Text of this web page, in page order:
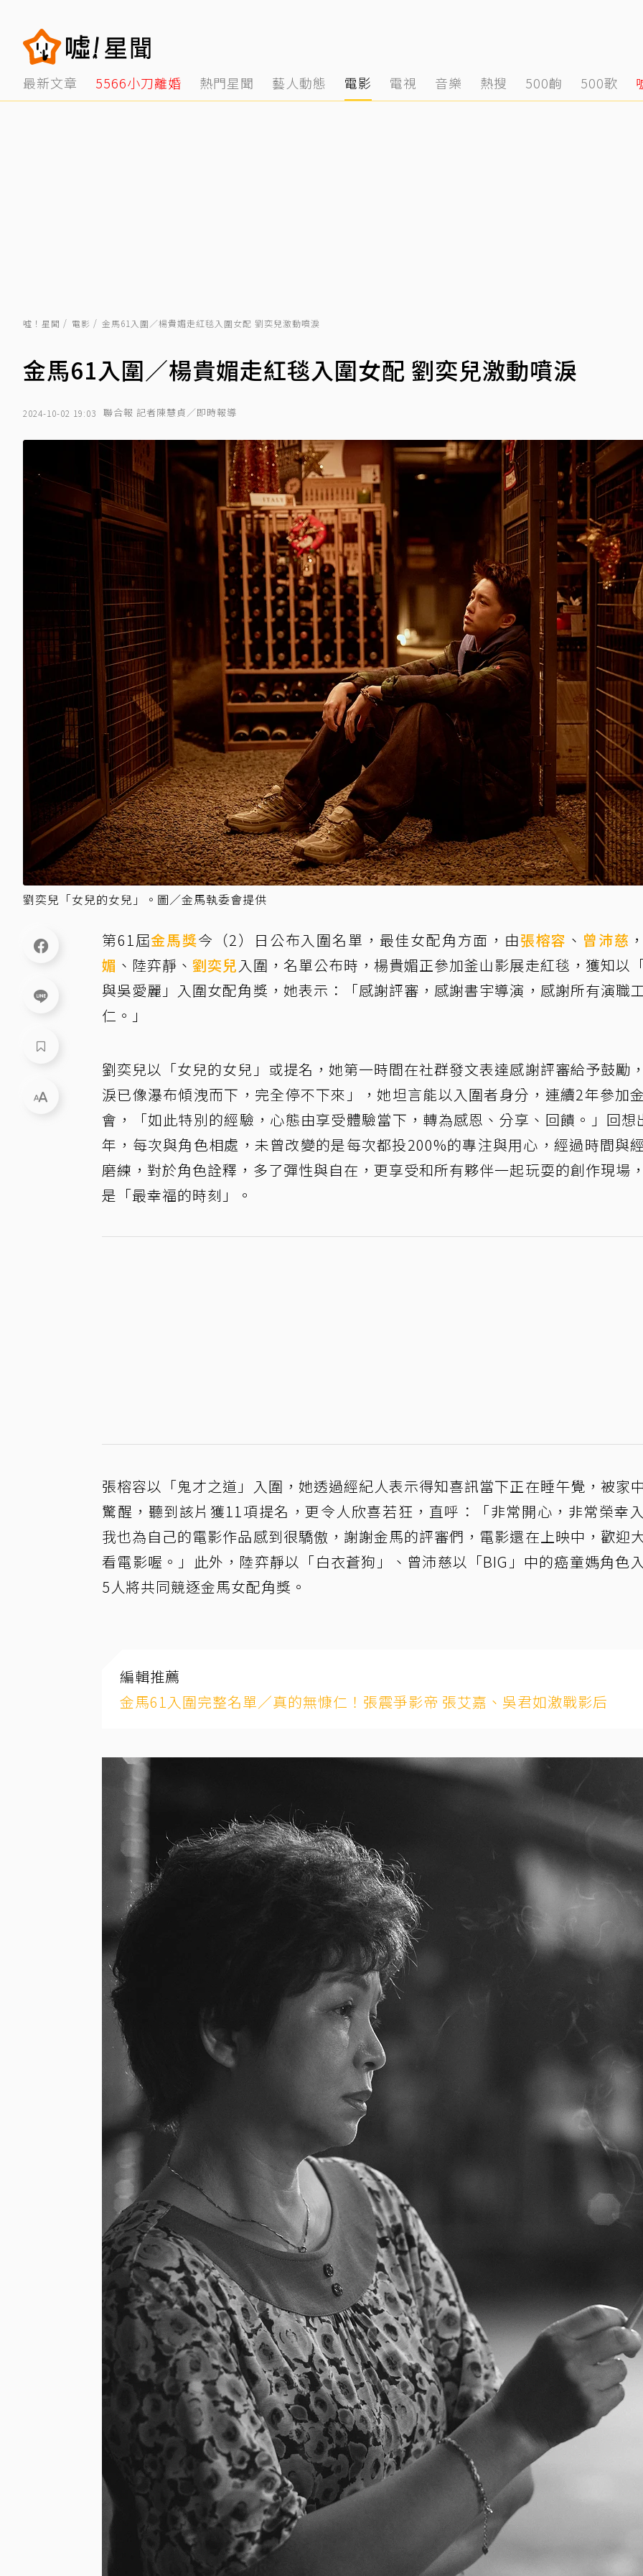
最新文章 5566小刀離婚 熱門星聞 藝人動態 電影 電視 音樂 熱搜 500齣 500歌
噓！星聞 電影 金馬61入圍／楊貴媚走紅毯入圍女配 劉奕兒激動噴淚
金馬61入圍／楊貴媚走紅毯入圍女配 劉奕兒激動噴淚
2024-10-02 19:03 聯合報 記者陳慧貞／即時報導
劉奕兒「女兒的女兒」。圖／金馬執委會提供
第61屆金馬獎今（2）日公布入圍名單，最佳女配角方面，由張榕容 、 曾沛慈 ，
媚 、陸弈靜、劉奕兒入圍，名單公布時，楊貴媚正參加釜山影展走紅毯，獲知以
與吳愛麗」入圍女配角獎，她表示：「感謝評審，感謝書宇導演，感謝所有演職
仁。」
劉奕兒以「女兒的女兒」或提名，她第一時間在社群發文表達感謝評審給予鼓勵
淚已像瀑布傾洩而下，完全停不下來」，她坦言能以入圍者身分，連續2年參加
會，「如此特別的經驗，心態由享受體驗當下，轉為感恩、分享、回饋。」回想
年，每次與角色相處，未曾改變的是每次都投200%的專注與用心，經過時間與
磨練，對於角色詮釋，多了彈性與自在，更享受和所有夥伴一起玩耍的創作現場
是「最幸福的時刻」。
張榕容以「鬼才之道」入圍，她透過經紀人表示得知喜訊當下正在睡午覺，被家
驚醒，聽到該片獲11項提名，更令人欣喜若狂，直呼：「非常開心，非常榮幸
我也為自己的電影作品感到很驕傲，謝謝金馬的評審們，電影還在上映中，歡迎
看電影喔。」此外，陸弈靜以「白衣蒼狗」、曾沛慈以「BIG」中的癌童媽角色
5人將共同競逐金馬女配角獎。
編輯推薦
金馬61入圍完整名單／真的無慷仁！張震爭影帝 張艾嘉、吳君如激戰影后